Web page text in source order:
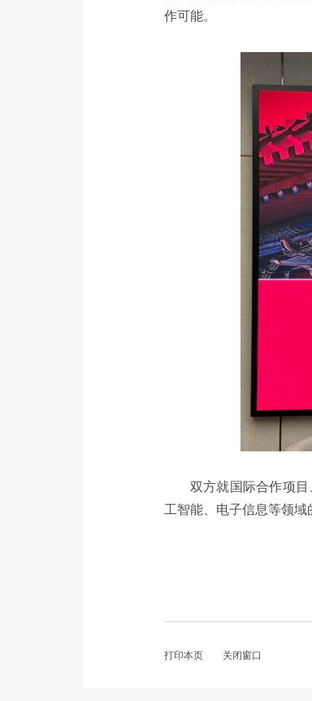
作可能。
双方就国际合作项
工智能、电子信息等领域
打印本页 关闭窗口